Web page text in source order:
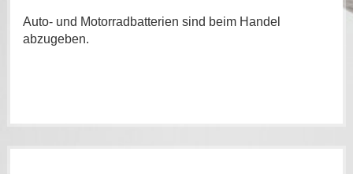
Auto- und Motorradbatterien sind beim Handel
abzugeben.